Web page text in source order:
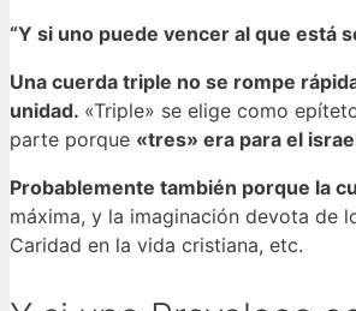
“Y si uno puede vencer al que está
Una cuerda triple no se rompe
unidad. «Triple» se elige como
parte porque «tres» era para el
Probablemente también porque la
máxima, y ​​la imaginación devota de
Caridad en la vida cristiana, etc.